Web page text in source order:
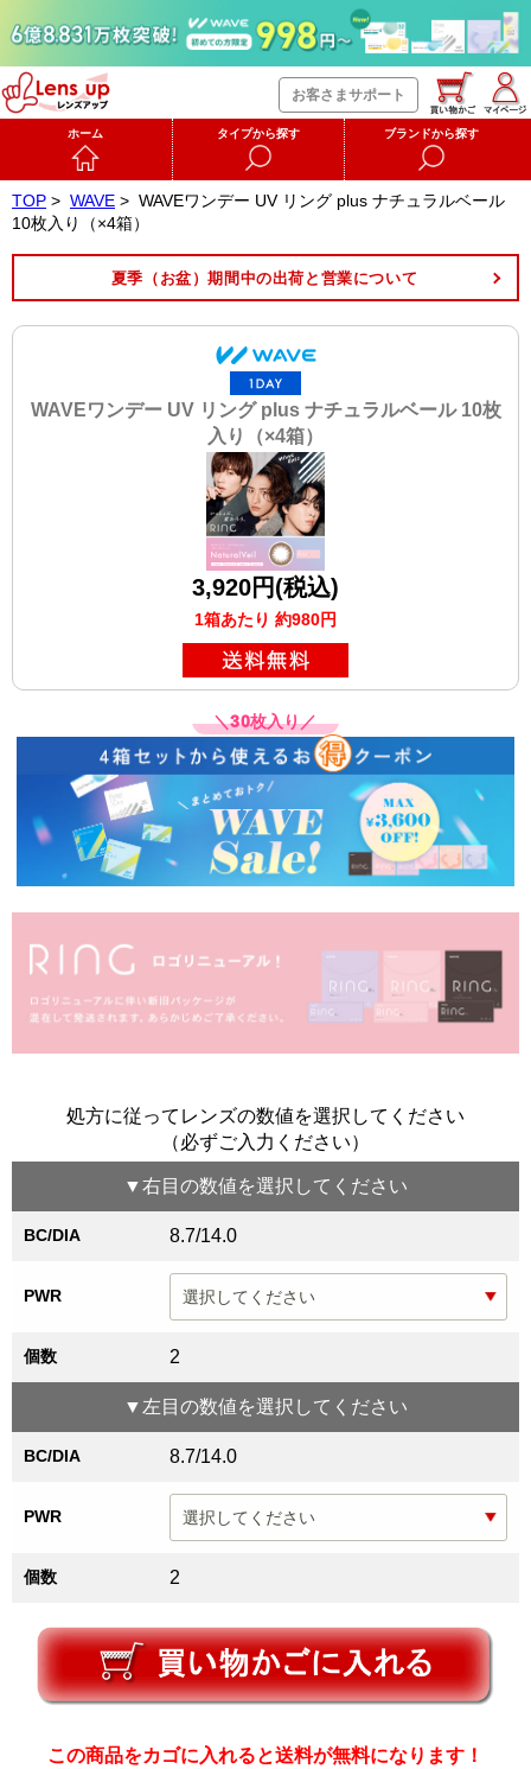
お客さまサポート
ホーム タイプから探す ブランドから探す
TOP > WAVE > WAVEワンデー UV リング plus ナチュラルベール
10枚入り（×4箱）
夏季（お盆）期間中の出荷と営業について
WAVEワンデー UV リング plus ナチュラルベール 10枚
入り（×4箱）
3,920円(税込)
1箱あたり 約980円
＼30枚入り／
処方に従ってレンズの数値を選択してください
（必ずご入力ください）
▼右目 の数値を選択してください
BC/DIA 8.7/14.0
PWR
個数 2
▼左目 の数値を選択してください
BC/DIA 8.7/14.0
PWR
個数 2
この商品をカゴに入れると送料が無料になります！